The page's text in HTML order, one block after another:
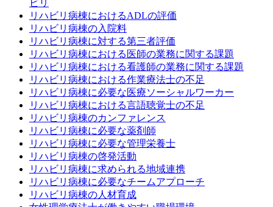
ビリ
リハビリ病棟におけるADLの評価
リハビリ病棟の入院料
リハビリ病棟に対する第三者評価
リハビリ病棟における医師の業務に関する課題
リハビリ病棟における看護師の業務に関する課題
リハビリ病棟における作業療法士の不足
リハビリ病棟に必要な医療ソーシャルワーカー
リハビリ病棟における言語聴覚士の不足
リハビリ病棟のカンファレンス
リハビリ病棟に必要な薬剤師
リハビリ病棟に必要な管理栄養士
リハビリ病棟の啓発活動
リハビリ病棟に求められる地域連携
リハビリ病棟に必要なチームアプローチ
リハビリ病棟の人材育成